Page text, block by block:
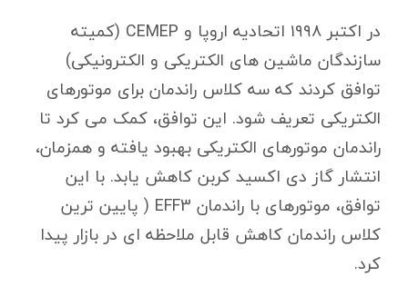
در اکتبر ۱۹۹۸ اتحادیه اروپا و CEMEP (کمیته
سازندگان ماشین های الکتریکی و الکترونیکی)
توافق کردند که سه کلاس راندمان برای موتورهای
الکتریکی تعریف شود. این توافق، کمک می کرد تا
راندمان موتورهای الکتریکی بهبود یافته و همزمان،
انتشار گاز دی اکسید کربن کاهش یابد. با این
توافق، موتورهای با راندمان EFF3 ( پایین ترین
کلاس راندمان کاهش قابل ملاحظه ای در بازار پیدا
کرد.